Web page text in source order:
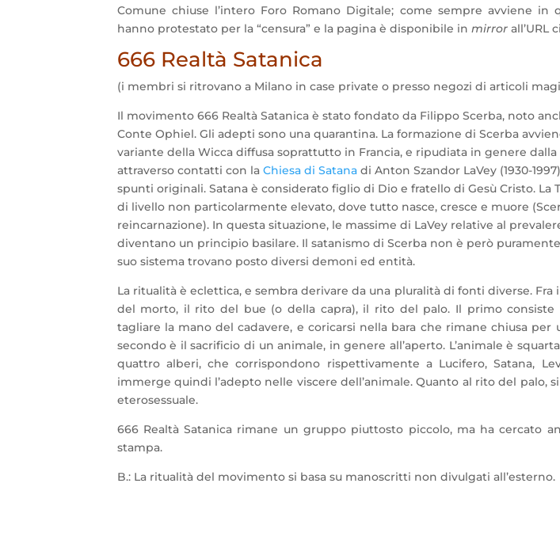
Comune chiuse l’intero Foro Romano Digitale; come sempre avviene in
hanno protestato per la “censura” e la pagina è disponibile in mirrorall’URL
666 Realtà Satanica
(i membri si ritrovano a Milano in case private o presso negozi di articoli
Il movimento 666 Realtà Satanica è stato fondato da Filippo Scerba, noto
Conte Ophiel. Gli adepti sono una quarantina. La formazione di Scerba
variante della Wicca diffusa soprattutto in Francia, e ripudiata in genere
attraverso contatti con la Chiesa di Satanadi Anton Szandor LaVey (1930-
spunti originali. Satana è considerato figlio di Dio e fratello di Gesù Cristo. La
di livello non particolarmente elevato, dove tutto nasce, cresce e muore
reincarnazione). In questa situazione, le massime di LaVey relative al
diventano un principio basilare. Il satanismo di Scerba non è però
suo sistema trovano posto diversi demoni ed entità.
La ritualità è eclettica, e sembra derivare da una pluralità di fonti diverse.
del morto, il rito del bue (o della capra), il rito del palo. Il primo consiste
tagliare la mano del cadavere, e coricarsi nella bara che rimane chiusa
secondo è il sacrificio di un animale, in genere all’aperto. L’animale è
quattro alberi, che corrispondono rispettivamente a Lucifero, Satana,
immerge quindi l’adepto nelle viscere dell’animale. Quanto al rito del palo,
eterosessuale.
666 Realtà Satanica rimane un gruppo piuttosto piccolo, ma ha cercato
stampa.
B.: La ritualità del movimento si basa su manoscritti non divulgati all’esterno.